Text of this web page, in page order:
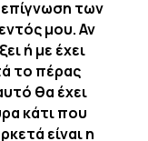
των
μου. Αν
ή με έχει
το πέρας
θα έχει
κάτι που
είναι η